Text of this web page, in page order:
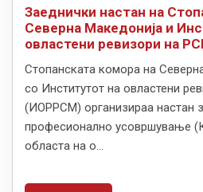
Заеднички настан на
Северна Македонија и
овластени ревизори на
Стопанската комора на
со Институтот на овластени
(ИОРРСМ) организираа настан
професионално усовршување
областа на о...